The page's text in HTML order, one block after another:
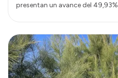
presentan un avance del 49,93%